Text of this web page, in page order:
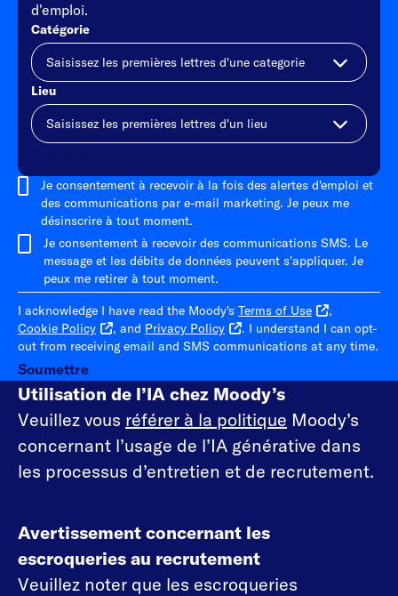
d'emploi.
Catégorie
Lieu
Je consentement à recevoir à la fois des alertes d'emploi et
des communications par e-mail marketing. Je peux me
désinscrire à tout moment.
Je consentement à recevoir des communications SMS. Le
message et les débits de données peuvent s'appliquer. Je
peux me retirer à tout moment.
I acknowledge I have read the Moody's Terms of Use
,
Cookie Policy
, and Privacy Policy
. I understand I can opt-
out from receiving email and SMS communications at any time.
Soumettre
Utilisation de l’IA chez Moody’s
Veuillez vous référer à la politique Moody’s
concernant l’usage de l’IA générative dans
les processus d’entretien et de recrutement.
Avertissement concernant les
escroqueries au recrutement
Veuillez noter que les escroqueries